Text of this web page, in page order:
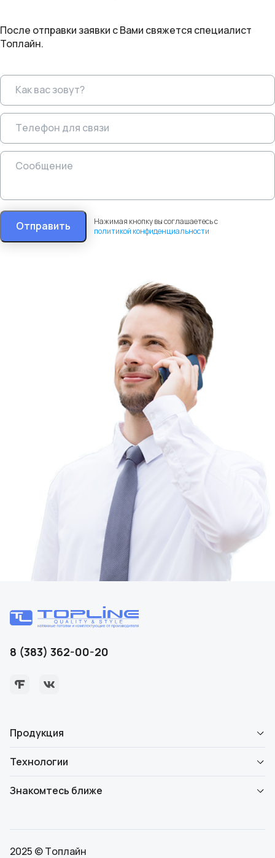
После отправки заявки с Вами свяжется специалист
Топлайн.
Отправить
Нажимая кнопку вы соглашаетесь с
политикой конфиденциальности
8 (383) 362-00-20
Продукция
Технологии
Знакомтесь ближе
2025 © Топлайн